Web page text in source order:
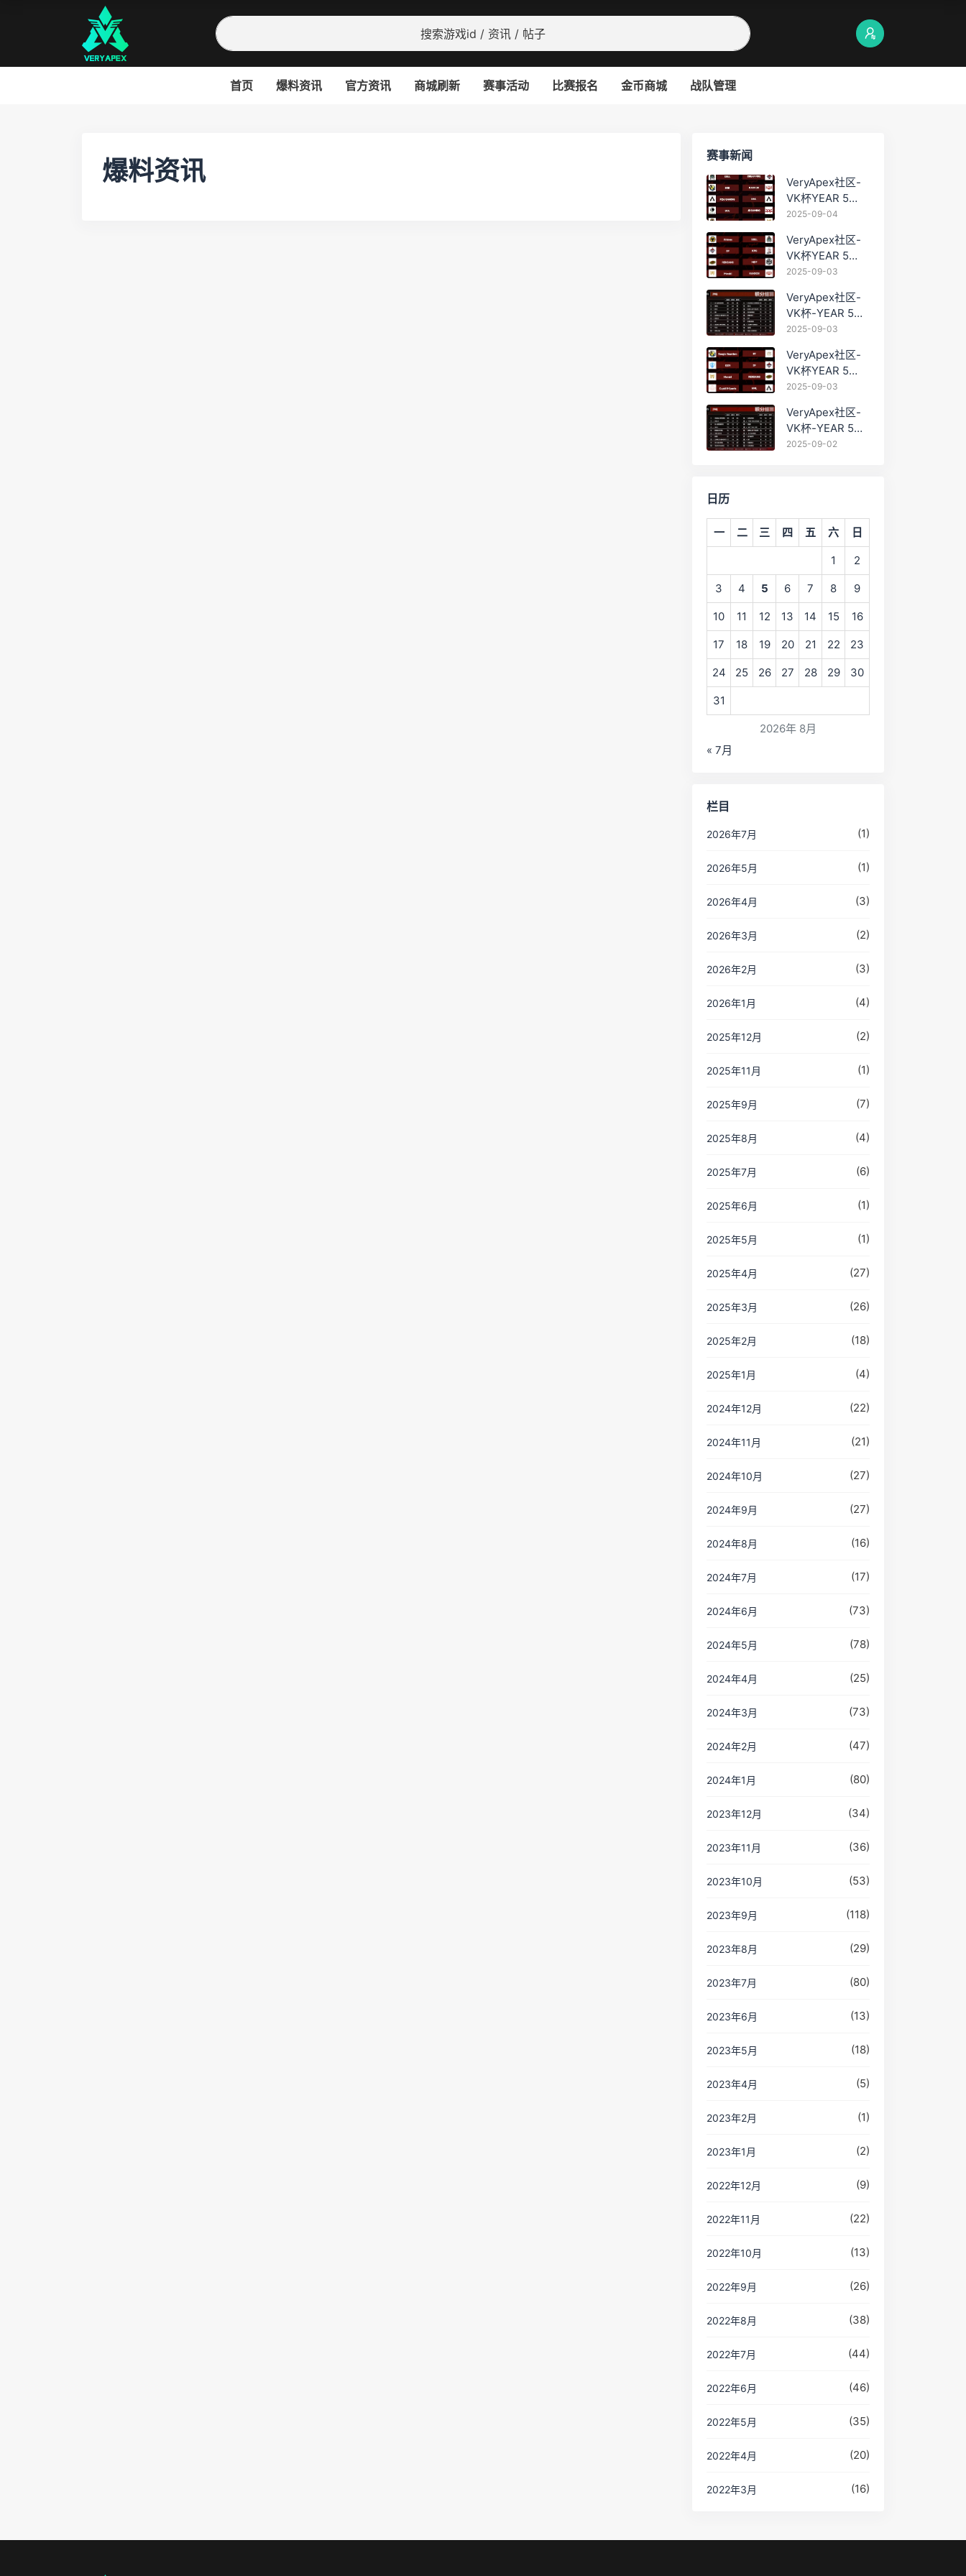
首页 爆料资讯 官方资讯 商城刷新 赛事活动 比赛报名 金币商城 战队管理
爆料资讯 赛事新闻
VeryApex社区-
VK杯YEAR 5
PRO训练赛
2025-09-04
VeryApex社区-
VK杯YEAR 5
PRO训练赛
2025-09-03
VeryApex社区-
VK杯-YEAR 5
PRO训练赛
名积分：
2025-09-03
VeryApex社区-
VK杯YEAR 5
PRO训练赛
如图:
2025-09-03
VeryApex社区-
VK杯-YEAR 5
PRO训练赛
2025-09-02
日历
2026年 8月
一 二 三 四 五 六 日
1 2
3 4 5 6 7 8 9
10 11 12 13 14 15 16
17 18 19 20 21 22 23
24 25 26 27 28 29 30
31
« 7月
栏目
2026年7月 (1)
2026年5月 (1)
2026年4月 (3)
2026年3月 (2)
2026年2月 (3)
2026年1月 (4)
2025年12月 (2)
2025年11月 (1)
2025年9月 (7)
2025年8月 (4)
2025年7月 (6)
2025年6月 (1)
2025年5月 (1)
2025年4月 (27)
2025年3月 (26)
2025年2月 (18)
2025年1月 (4)
2024年12月 (22)
2024年11月 (21)
2024年10月 (27)
2024年9月 (27)
2024年8月 (16)
2024年7月 (17)
2024年6月 (73)
2024年5月 (78)
2024年4月 (25)
2024年3月 (73)
2024年2月 (47)
2024年1月 (80)
2023年12月 (34)
2023年11月 (36)
2023年10月 (53)
2023年9月 (118)
2023年8月 (29)
2023年7月 (80)
2023年6月 (13)
2023年5月 (18)
2023年4月 (5)
2023年2月 (1)
2023年1月 (2)
2022年12月 (9)
2022年11月 (22)
2022年10月 (13)
2022年9月 (26)
2022年8月 (38)
2022年7月 (44)
2022年6月 (46)
2022年5月 (35)
2022年4月 (20)
2022年3月 (16)